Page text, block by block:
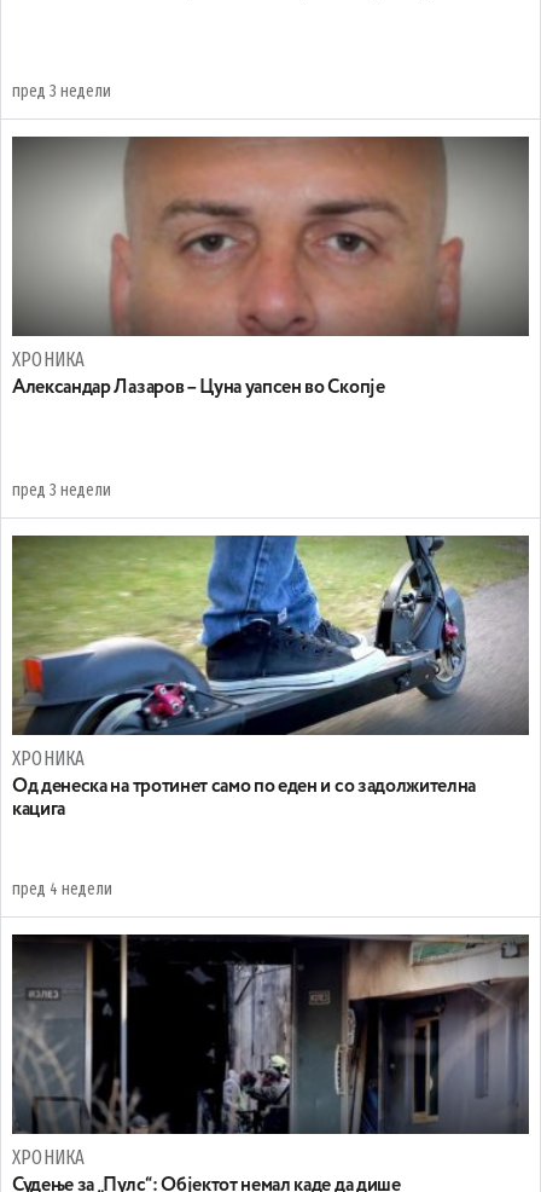
пред 3 недели
ХРОНИКА
Александар Лазаров – Цуна уапсен во Скопје
пред 3 недели
ХРОНИКА
Oд денеска на тротинет само по еден и со задолжителна
кацига
пред 4 недели
ХРОНИКА
Судење за „Пулс“: Објектот немал каде да дише